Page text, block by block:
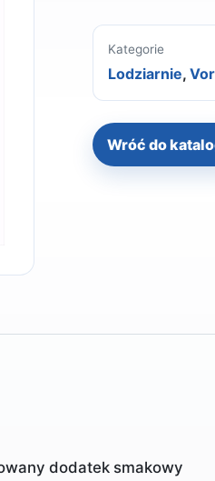
Kategorie
Lodziarnie,
Wróć do
dodatek smakowy